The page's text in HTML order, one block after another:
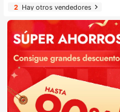
2Hay otros vendedores